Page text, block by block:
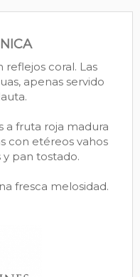
reflejos coral. Las
apenas servido
a fruta roja madura
con etéreos vahos
pan tostado.
fresca melosidad.